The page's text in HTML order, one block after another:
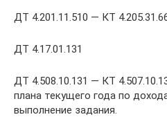
ДТ 4.201.11.510 — КТ
ДТ 4.17.01.131
ДТ 4.508.10.131 — КТ
плана текущего года по
выполнение задания.